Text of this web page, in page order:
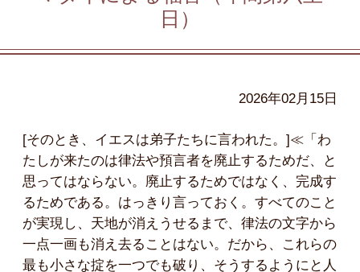
日）
2026年02月15日
[そのとき、イエスは弟子たちに言われた。]≪「わ
たしが来たのは律法や預言者を廃止するためだ、と
思ってはならない。廃止するためではなく、完成す
るためである。はっきり言っておく。すべてのこと
が実現し、天地が消えうせるまで、律法の文字から
一点一画も消え去ることはない。だから、これらの
最も小さな掟を一つでも破り、そうするようにと人